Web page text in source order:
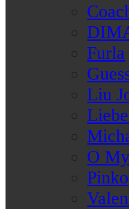
Furla
Liu
O
Pinko